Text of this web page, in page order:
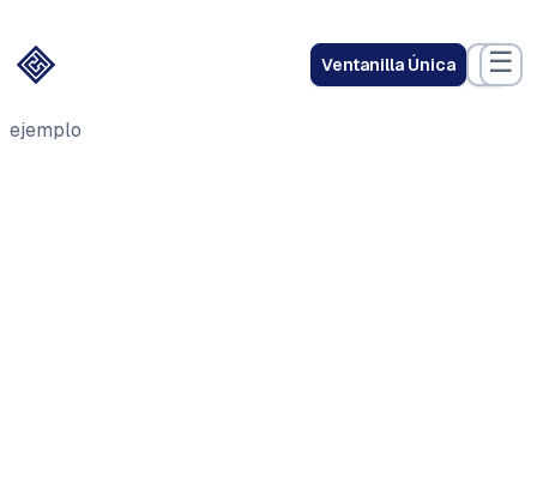
Ventanilla Única ☰
ejemplo